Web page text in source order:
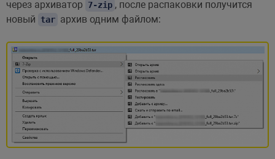
через архиватор 7-zip , после распаковки получится
новый
tar архив одним файлом: